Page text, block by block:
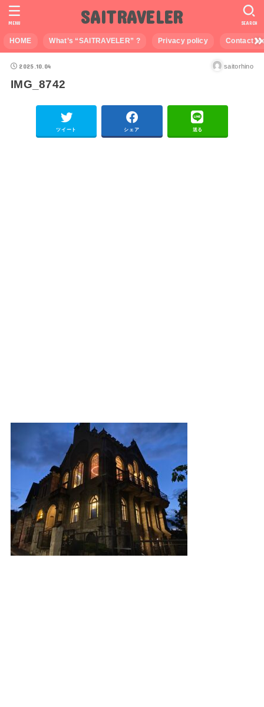
SAITRAVELER
HOME What’s “SAITRAVELER” ? Privacy policy Contact
SEARCH
MENU
2025.10.04 saitorhino
IMG_8742
ツイート シェア 送る